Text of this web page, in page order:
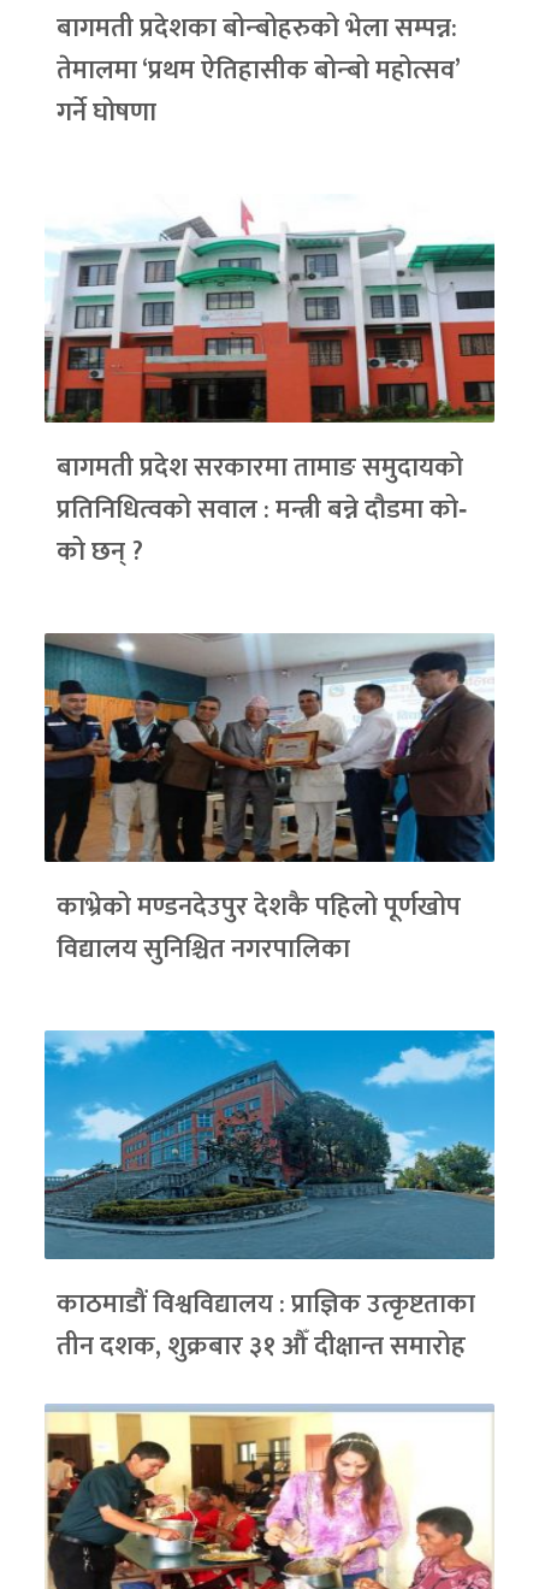
बागमती प्रदेशका बोन्बोहरुको भेला सम्पन्न:
तेमालमा ‘प्रथम ऐतिहासीक बोन्बो महोत्सव’
गर्ने घोषणा
बागमती प्रदेश सरकारमा तामाङ समुदायको
प्रतिनिधित्वको सवाल : मन्त्री बन्ने दौडमा को‐
को छन् ?
काभ्रेको मण्डनदेउपुर देशकै पहिलो पूर्णखोप
विद्यालय सुनिश्चित नगरपालिका
काठमाडौं विश्वविद्यालय : प्राज्ञिक उत्कृष्टताका
तीन दशक, शुक्रबार ३१ औँ दीक्षान्त समारोह